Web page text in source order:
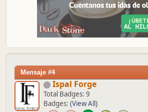
Mensaje #4
Ispal Forge
Total Badges: 9
Badges: (View All)